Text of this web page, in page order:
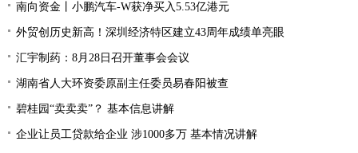
南向资金丨小鹏汽车-W获净买入5.53亿港元
外贸创历史新高！深圳经济特区建立43周年成绩单亮眼
汇宇制药：8月28日召开董事会会议
湖南省人大环资委原副主任委员易春阳被查
碧桂园“卖卖卖”？ 基本信息讲解
企业让员工贷款给企业 涉1000多万 基本情况讲解